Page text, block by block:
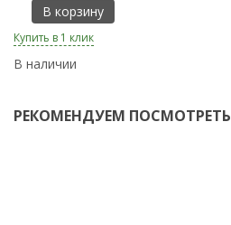
В корзину
Купить в 1 клик
В наличии
РЕКОМЕНДУЕМ ПОСМОТРЕТЬ